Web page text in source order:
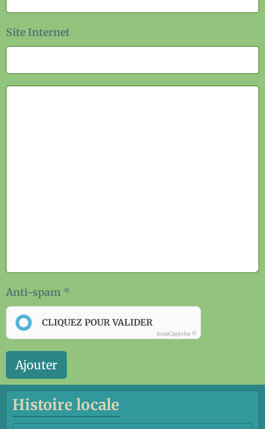
Site Internet
Anti-spam
CLIQUEZ POUR VALIDER
IconCaptcha ©
Ajouter
Histoire locale